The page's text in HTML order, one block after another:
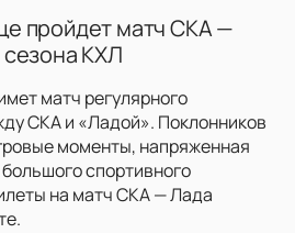
пройдет матч СКА —
КХЛ
матч регулярного
СКА и «Ладой». Поклонников
моменты, напряженная
спортивного
на матч СКА — Лада